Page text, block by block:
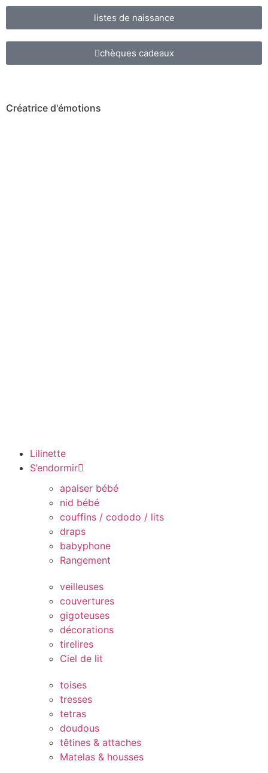
listes de naissance
chèques cadeaux
Créatrice d'émotions
Lilinette
S’endormir
apaiser bébé
nid bébé
couffins / cododo / lits
draps
babyphone
Rangement
veilleuses
couvertures
gigoteuses
décorations
tirelires
Ciel de lit
toises
tresses
tetras
doudous
têtines & attaches
Matelas & housses